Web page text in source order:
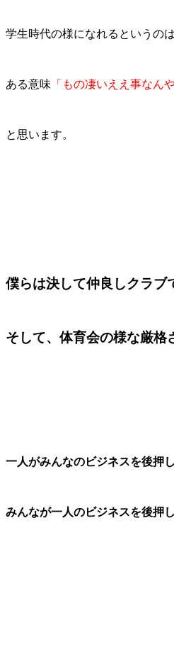
学生時代の様になれるというのは
ある意味 「もの凄いええ事なん
と思います。
僕らは決して仲良しクラブ
そして、体育会の様な厳格
一人がみんなのビジネスを後押し
みんなが一人のビジネスを後押